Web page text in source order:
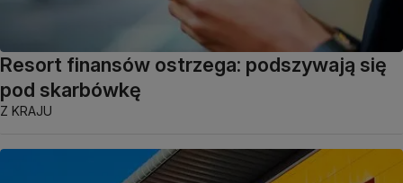
Resort finansów ostrzega: podszywają się
pod skarbówkę
Z KRAJU